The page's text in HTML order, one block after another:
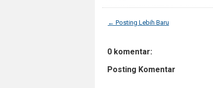
← Posting Lebih Baru
0 komentar:
Posting Komentar